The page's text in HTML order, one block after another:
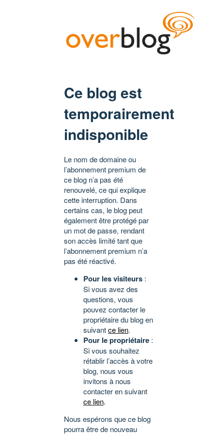
Ce blog est
temporairement
indisponible
Le nom de domaine ou
l’abonnement premium de
ce blog n’a pas été
renouvelé, ce qui explique
cette interruption. Dans
certains cas, le blog peut
également être protégé par
un mot de passe, rendant
son accès limité tant que
l’abonnement premium n’a
pas été réactivé.
Pour les visiteurs :
Si vous avez des
questions, vous
pouvez contacter le
propriétaire du blog en
suivantce lien.
Pour le propriétaire :
Si vous souhaitez
rétablir l’accès à votre
blog, nous vous
invitons à nous
contacter en suivant
ce lien.
Nous espérons que ce blog
pourra être de nouveau